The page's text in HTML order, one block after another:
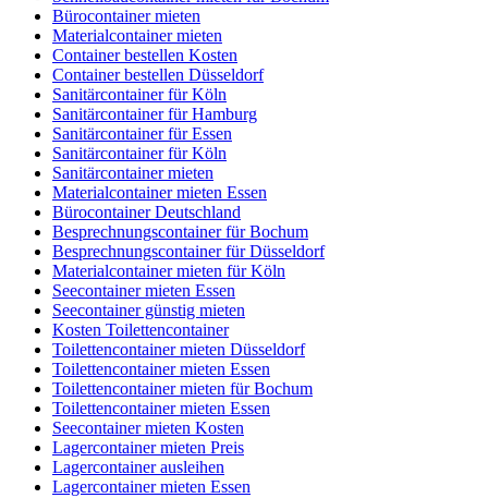
Bürocontainer mieten
Materialcontainer mieten
Container bestellen Kosten
Container bestellen Düsseldorf
Sanitärcontainer für Köln
Sanitärcontainer für Hamburg
Sanitärcontainer für Essen
Sanitärcontainer für Köln
Sanitärcontainer mieten
Materialcontainer mieten Essen
Bürocontainer Deutschland
Besprechnungscontainer für Bochum
Besprechnungscontainer für Düsseldorf
Materialcontainer mieten für Köln
Seecontainer mieten Essen
Seecontainer günstig mieten
Kosten Toilettencontainer
Toilettencontainer mieten Düsseldorf
Toilettencontainer mieten Essen
Toilettencontainer mieten für Bochum
Toilettencontainer mieten Essen
Seecontainer mieten Kosten
Lagercontainer mieten Preis
Lagercontainer ausleihen
Lagercontainer mieten Essen